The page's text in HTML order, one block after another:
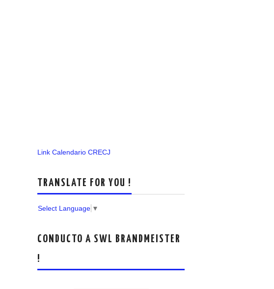
Link Calendario CRECJ
TRANSLATE FOR YOU !
Select Language ▼
CONDUCTO A SWL BRANDMEISTER
!